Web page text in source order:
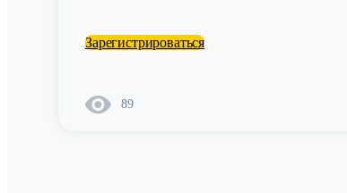
Зарегистрироваться
89